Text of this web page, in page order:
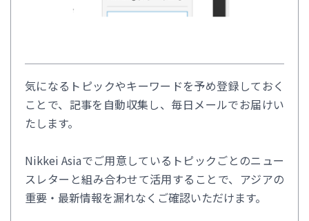
気になるトピックやキーワードを予め登録しておく
ことで、記事を自動収集し、毎日メールでお届けい
たします。
Nikkei Asiaでご用意しているトピックごとのニュー
スレターと組み合わせて活用することで、アジアの
重要・最新情報を漏れなくご確認いただけます。